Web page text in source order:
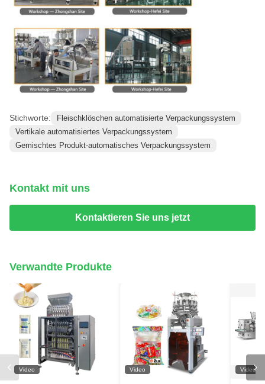
Stichworte:
Fleischklöschen automatisierte Verpackungssystem
Vertikale automatisiertes Verpackungssystem
Gemischtes Produkt-automatisches Verpackungssystem
Kontakt mit uns
Kontaktieren Sie uns jetzt
Verwandte Produkte
Video Video Video